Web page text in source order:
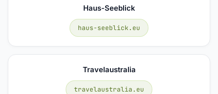
Haus-Seeblick
haus-seeblick.eu
Travelaustralia
travelaustralia.eu